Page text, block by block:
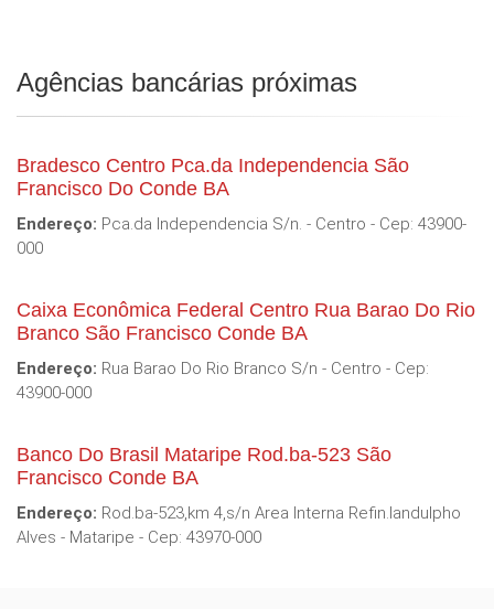
Agências bancárias próximas
Bradesco Centro Pca.da Independencia São
Francisco Do Conde BA
Endereço: Pca.da Independencia S/n. - Centro - Cep: 43900-
000
Caixa Econômica Federal Centro Rua Barao Do Rio
Branco São Francisco Conde BA
Endereço: Rua Barao Do Rio Branco S/n - Centro - Cep:
43900-000
Banco Do Brasil Mataripe Rod.ba-523 São
Francisco Conde BA
Endereço: Rod.ba-523,km 4,s/n Area Interna Refin.landulpho
Alves - Mataripe - Cep: 43970-000